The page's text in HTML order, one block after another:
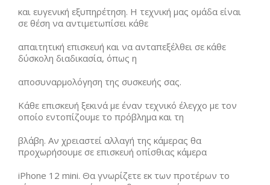
και ευγενική εξυπηρέτηση. Η τεχνική μας ομάδα είναι
σε θέση να αντιμετωπίσει κάθε
απαιτητική επισκευή και να ανταπεξέλθει σε κάθε
δύσκολη διαδικασία, όπως η
αποσυναρμολόγηση της συσκευής σας.
Κάθε επισκευή ξεκινά με έναν τεχνικό έλεγχο με τον
οποίο εντοπίζουμε το πρόβλημα και τη
βλάβη. Αν χρειαστεί αλλαγή της κάμερας θα
προχωρήσουμε σε επισκευή οπίσθιας κάμερα
iPhone 12 mini. Θα γνωρίζετε εκ των προτέρων το